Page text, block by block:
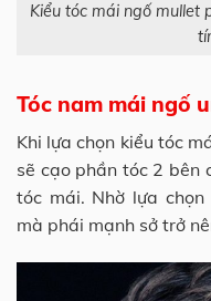
Kiểu tóc mái ngố mullet
Tóc nam mái ngố
Khi lựa chọn kiểu tóc
sẽ cạo phần tóc 2 bên
tóc mái. Nhờ lựa
mà phái mạnh sở trở